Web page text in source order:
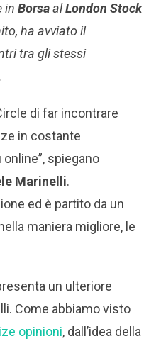
in BorsaalLondon Stock
ha avviato il
tra gli stessi
di far incontrare
in costante
spiegano
Marinelli.
ed è partito da un
maniera migliore, le
un ulteriore
Come abbiamo visto
opinioni, dall’idea della